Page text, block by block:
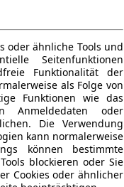
oder ähnliche Tools und
Seitenfunktionen
Funktionalität der
als Folge von
Funktionen wie das
Anmeldedaten oder
Die Verwendung
kann normalerweise
können bestimmte
blockieren oder Sie
Cookies oder ähnlicher